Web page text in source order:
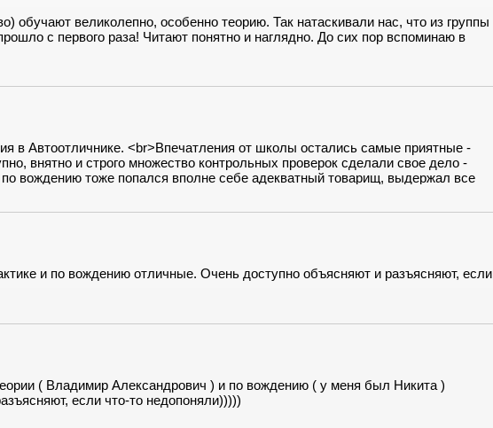
обучают великолепно, особенно теорию. Так натаскивали нас, что из группы
с первого раза! Читают понятно и наглядно. До сих пор вспоминаю в
в Автоотличнике. <br>Впечатления от школы остались самые приятные -
внятно и строго множество контрольных проверок сделали свое дело -
вождению тоже попался вполне себе адекватный товарищ, выдержал все
выбор автошколы стоит, и расположение "Автоотличник" вам подходит, могу
и по вождению отличные. Очень доступно объясняют и разъясняют, если
( Владимир Александрович ) и по вождению ( у меня был Никита )
если что-то недопоняли)))))